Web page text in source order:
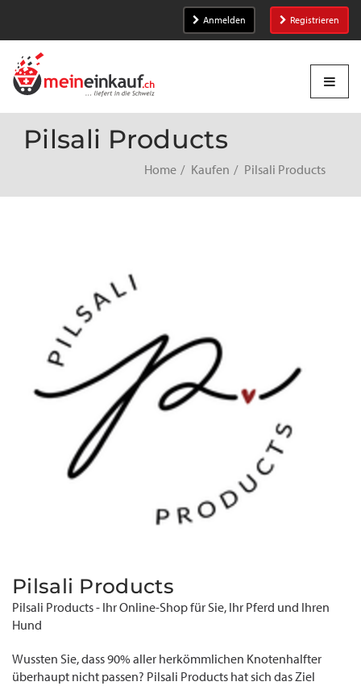
Anmelden Registrieren
Pilsali Products
Home Kaufen Pilsali Products
Pilsali Products
Pilsali Products - Ihr Online-Shop für Sie, Ihr Pferd und Ihren
Hund
Wussten Sie, dass 90% aller herkömmlichen Knotenhalfter
überhaupt nicht passen? Pilsali Products hat sich das Ziel